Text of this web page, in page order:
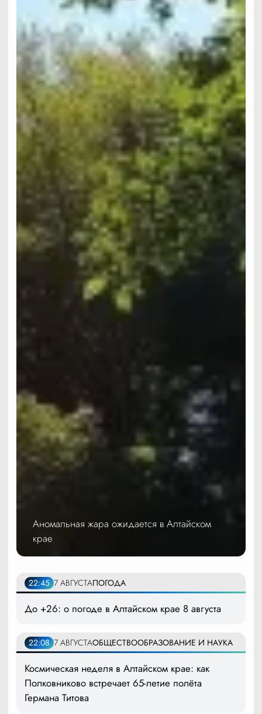
Аномальная жара ожидается в Алтайском
крае
22:45 7 АВГУСТАПОГОДА
До +26: о погоде в Алтайском крае 8 августа
22:08 7 АВГУСТАОБЩЕСТВООБРАЗОВАНИЕ И НАУКА
Космическая неделя в Алтайском крае: как
Полковниково встречает 65-летие полёта
Германа Титова